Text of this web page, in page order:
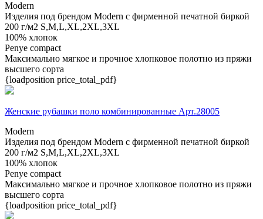
Modern
Изделия под брендом Modern с фирменной печатной биркой
200 г/м2 S,M,L,XL,2XL,3XL
100% хлопок
Penye compact
Максимально мягкое и прочное хлопковое полотно из пряжи
высшего сорта
{loadposition price_total_pdf}
Женские рубашки поло комбинированные Арт.28005
Modern
Изделия под брендом Modern с фирменной печатной биркой
200 г/м2 S,M,L,XL,2XL,3XL
100% хлопок
Penye compact
Максимально мягкое и прочное хлопковое полотно из пряжи
высшего сорта
{loadposition price_total_pdf}